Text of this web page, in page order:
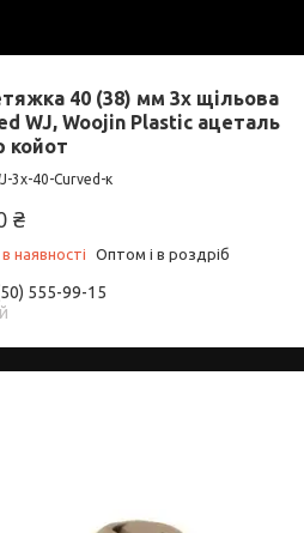
40 (38) мм 3х щільова
WJ, Woojin Plastic ацеталь
койот
3х-40-Curved-к
₴
наявності Оптом і в роздріб
555-99-15